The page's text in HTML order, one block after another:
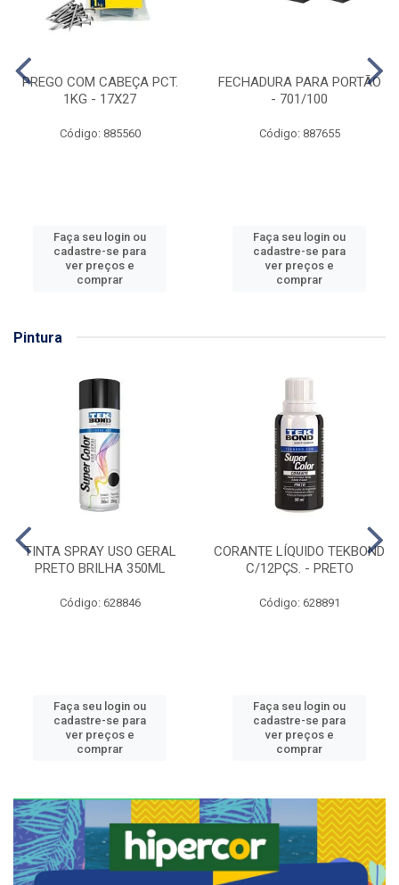
PREGO COM CABEÇA PCT.
1KG - 17X27
Código: 885560
Faça seu login ou
cadastre-se para
ver preços e
comprar
FECHADURA PARA PORTÃO
- 701/100
Código: 887655
Faça seu login ou
cadastre-se para
ver preços e
comprar
Pintura
TINTA SPRAY USO GERAL
PRETO BRILHA 350ML
Código: 628846
Faça seu login ou
cadastre-se para
ver preços e
comprar
CORANTE LÍQUIDO TEKBOND
C/12PÇS. - PRETO
Código: 628891
Faça seu login ou
cadastre-se para
ver preços e
comprar